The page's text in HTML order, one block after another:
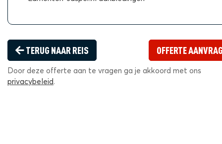
TERUG NAAR REIS OFFERTE
Door deze offerte aan te vragen ga je akkoord met ons
privacybeleid .